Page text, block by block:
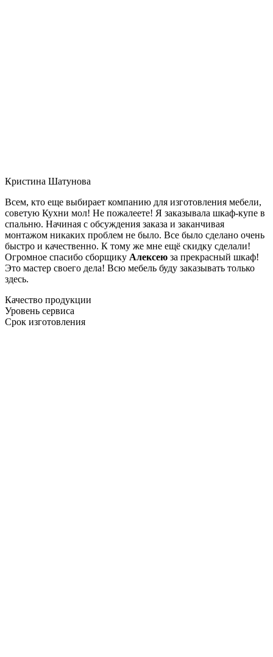
Кристина Шатунова
Всем, кто еще выбирает компанию для изготовления мебели,
советую Кухни мол! Не пожалеете! Я заказывала шкаф-купе в
спальню. Начиная с обсуждения заказа и заканчивая
монтажом никаких проблем не было. Все было сделано очень
быстро и качественно. К тому же мне ещё скидку сделали!
Огромное спасибо сборщику Алексею за прекрасный шкаф!
Это мастер своего дела! Всю мебель буду заказывать только
здесь.
Качество продукции
Уровень сервиса
Срок изготовления